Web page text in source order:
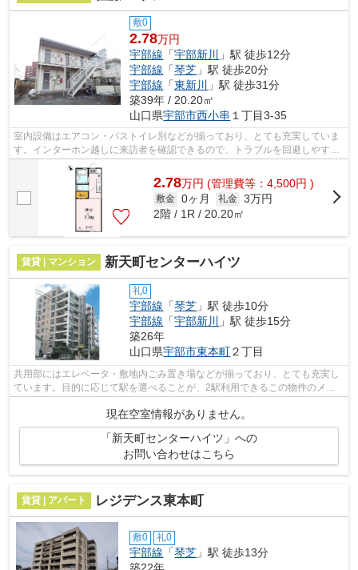
敷0
2.78万円
宇部線 「宇部新川 」駅 徒歩12分
宇部線 「琴芝 」駅 徒歩20分
宇部線 「東新川 」駅 徒歩31分
築39年 / 20.20㎡
山口県宇部市西小串 １丁目3-35
室内設備はエアコン・バストイレ別などが揃っており、とても充実していま
す。インターホン越しに来訪者を確認できるので、トラブルを回避しやすく
なります。ネットの回線工事が済んで...
2.78万円 (管理費等：4,500円 )
敷金 0ヶ月 礼金 3万円
2階 / 1R / 20.20㎡
賃貸 | マンション 新天町センターハイツ
礼0
宇部線 「琴芝 」駅 徒歩10分
宇部線 「宇部新川
」駅 徒歩15分
築26年
山口県宇部市東本町２丁目
共用部にはエレベータ・敷地内ごみ置き場などが揃っており、とても充実し
ています。目的に応じて駅を選べることが、2駅利用できるこの物件のメリ
現在空室情報がありません。
「新天町センターハイツ」への
お問い合わせはこちら
賃貸 | アパート レジデンス東本町
敷0 礼0
宇部線 「琴芝 」駅 徒歩13分
築22年